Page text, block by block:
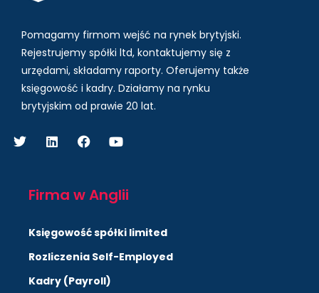
Pomagamy firmom wejść na rynek brytyjski.
Rejestrujemy spółki ltd, kontaktujemy się z
urzędami, składamy raporty. Oferujemy także
księgowość i kadry. Działamy na rynku
brytyjskim od prawie 20 lat.
Firma w Anglii
Księgowość spółki limited
Rozliczenia Self-Employed
Kadry (Payroll)